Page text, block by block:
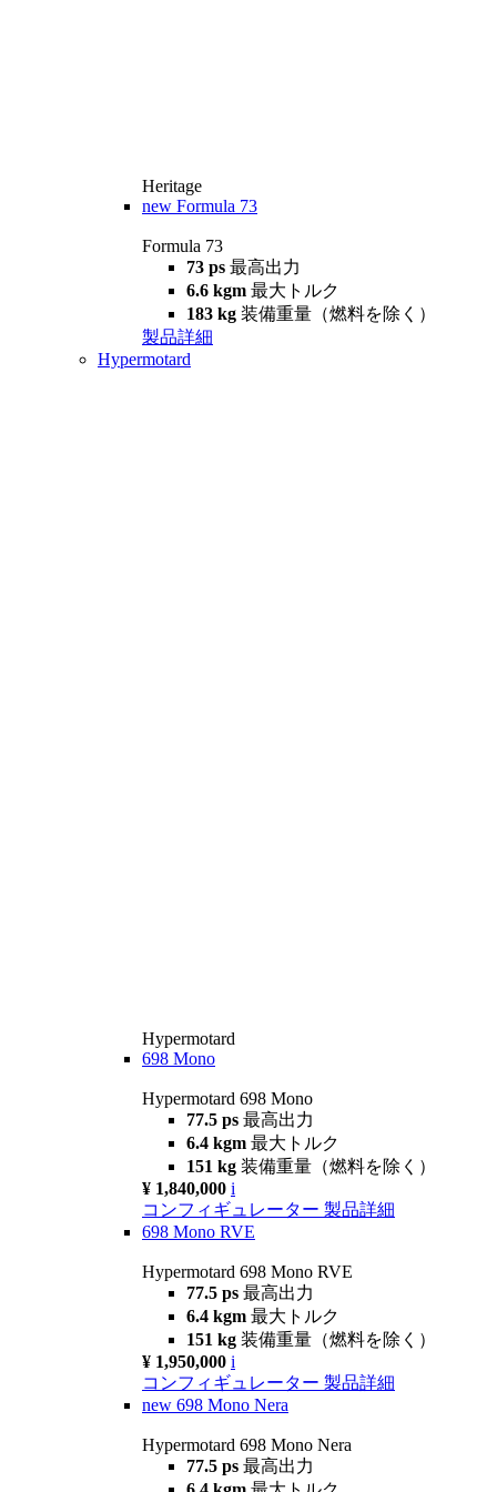
Heritage
new Formula 73
Formula 73
73 ps 最高出力
6.6 kgm 最大トルク
183 kg 装備重量（燃料を除く）
製品詳細
Hypermotard
Hypermotard
698 Mono
Hypermotard 698 Mono
77.5 ps 最高出力
6.4 kgm 最大トルク
151 kg 装備重量（燃料を除く）
¥ 1,840,000 i
コンフィギュレーター 製品詳細
698 Mono RVE
Hypermotard 698 Mono RVE
77.5 ps 最高出力
6.4 kgm 最大トルク
151 kg 装備重量（燃料を除く）
¥ 1,950,000 i
コンフィギュレーター 製品詳細
new 698 Mono Nera
Hypermotard 698 Mono Nera
77.5 ps 最高出力